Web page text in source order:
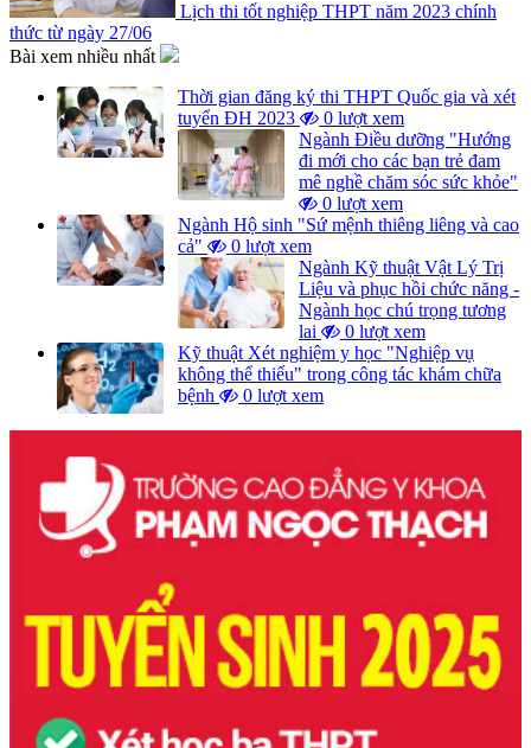
Lịch thi tốt nghiệp THPT năm 2023 chính
thức từ ngày 27/06
Bài xem nhiều nhất
Thời gian đăng ký thi THPT Quốc gia và xét
tuyển ĐH 2023
0 lượt xem
Ngành Điều dưỡng "Hướng
đi mới cho các bạn trẻ đam
mê nghề chăm sóc sức khỏe"
0 lượt xem
Ngành Hộ sinh "Sứ mệnh thiêng liêng và cao
cả"
0 lượt xem
Ngành Kỹ thuật Vật Lý Trị
Liệu và phục hồi chức năng -
Ngành học chú trọng tương
lai
0 lượt xem
Kỹ thuật Xét nghiệm y học "Nghiệp vụ
không thể thiếu" trong công tác khám chữa
bệnh
0 lượt xem